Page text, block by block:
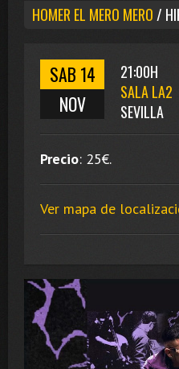
HOMER EL MERO MERO /
SAB 14
NOV
21:00H
SALA LA2
SEVILLA
Precio: 25€.
Ver mapa de